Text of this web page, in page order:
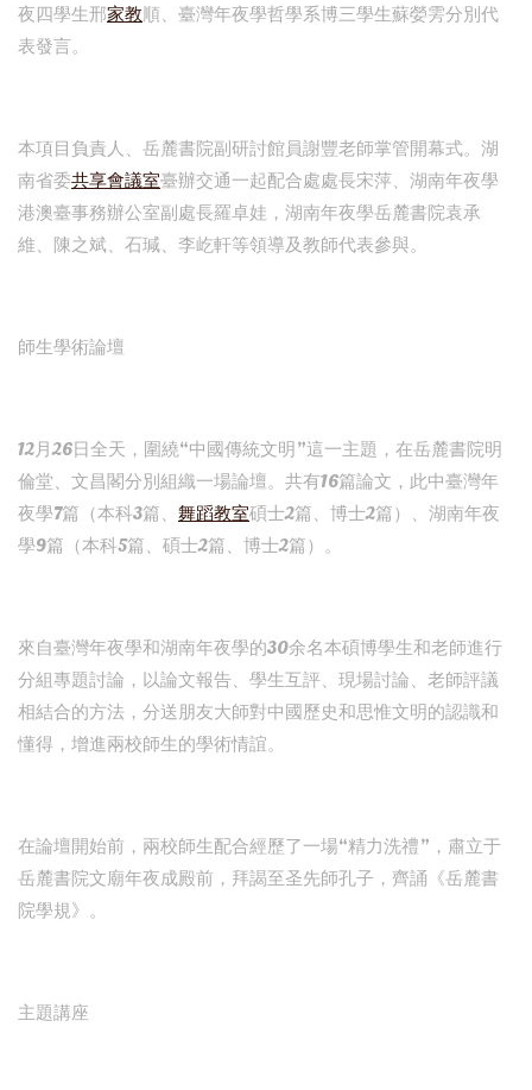
夜四學生邢家教順、臺灣年夜學哲學系博三學生蘇嫈雱分別代
表發言。
本項目負責人、岳麓書院副研討館員謝豐老師掌管開幕式。湖
南省委共享會議室臺辦交通一起配合處處長宋萍、湖南年夜學
港澳臺事務辦公室副處長羅卓娃，湖南年夜學岳麓書院袁承
維、陳之斌、石瑊、李屹軒等領導及教師代表參與。
師生學術論壇
12月26日全天，圍繞“中國傳統文明”這一主題，在岳麓書院明
倫堂、文昌閣分別組織一場論壇。共有16篇論文，此中臺灣年
夜學7篇（本科3篇、 舞蹈教室碩士2篇、博士2篇）、湖南年夜
學9篇（本科5篇、碩士2篇、博士2篇）。
來自臺灣年夜學和湖南年夜學的30余名本碩博學生和老師進行
分組專題討論，以論文報告、學生互評、現場討論、老師評議
相結合的方法，分送朋友大師對中國歷史和思惟文明的認識和
懂得，增進兩校師生的學術情誼。
在論壇開始前，兩校師生配合經歷了一場“精力洗禮”，肅立于
岳麓書院文廟年夜成殿前，拜謁至圣先師孔子，齊誦《岳麓書
院學規》。
主題講座